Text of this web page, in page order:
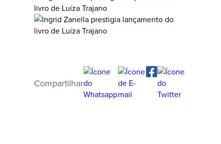
Compartilhar